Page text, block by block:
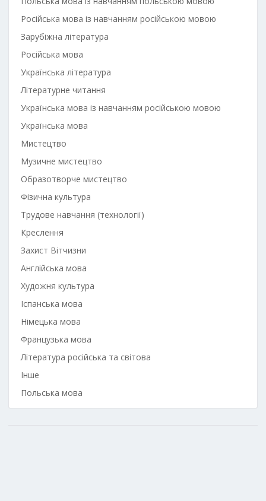
Російська мова із навчанням російською мовою
Зарубіжна література
Російська мова
Українська література
Літературне читання
Українська мова із навчанням російською мовою
Українська мова
Мистецтво
Музичне мистецтво
Образотворче мистецтво
Фізична культура
Трудове навчання (технології)
Креслення
Захист Вітчизни
Англійська мова
Художня культура
Іспанська мова
Німецька мова
Французька мова
Література російська та світова
Інше
Польська мова